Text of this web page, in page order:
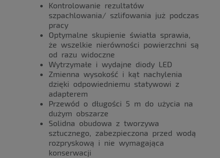
Kontrolowanie rezultatów
szpachlowania/ szlifowania już podczas
pracy
Optymalne skupienie światła sprawia,
że wszelkie nierówności powierzchni są
od razu widoczne
Wytrzymałe i wydajne diody LED
Zmienna wysokość i kąt nachylenia
dzięki odpowiedniemu statywowi z
adapterem
Przewód o długości 5 m do użycia na
dużym obszarze
Solidna obudowa z tworzywa
sztucznego, zabezpieczona przed wodą
rozpryskową i nie wymagająca
konserwacji